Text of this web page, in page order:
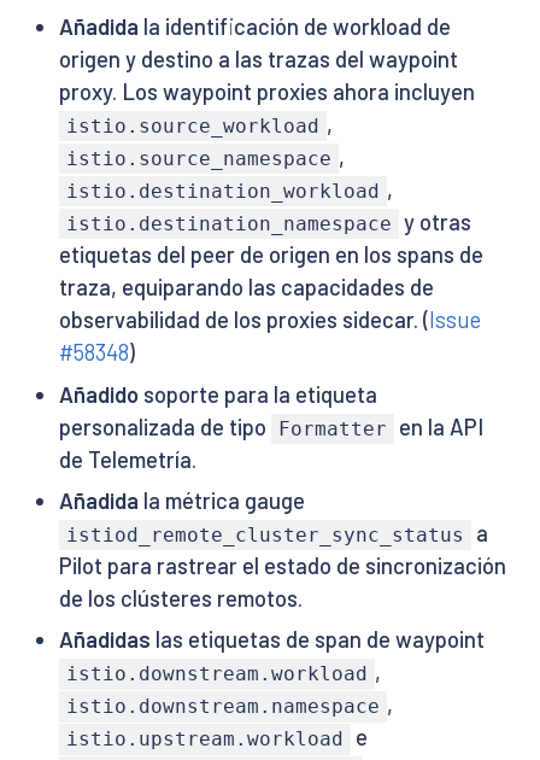
Añadida la identificación de workload de
origen y destino a las trazas del waypoint
proxy. Los waypoint proxies ahora incluyen
istio.source_workload ,
istio.source_namespace ,
istio.destination_workload ,
istio.destination_namespace y otras
etiquetas del peer de origen en los spans de
traza, equiparando las capacidades de
observabilidad de los proxies sidecar. (Issue
#58348)
Añadidosoporte para la etiqueta
personalizada de tipo
Formatter
en la API
de Telemetría.
Añadida la métrica gauge
istiod_remote_cluster_sync_status
a
Pilot para rastrear el estado de sincronización
de los clústeres remotos.
Añadidas las etiquetas de span de waypoint
istio.downstream.workload ,
istio.downstream.namespace ,
istio.upstream.workload e